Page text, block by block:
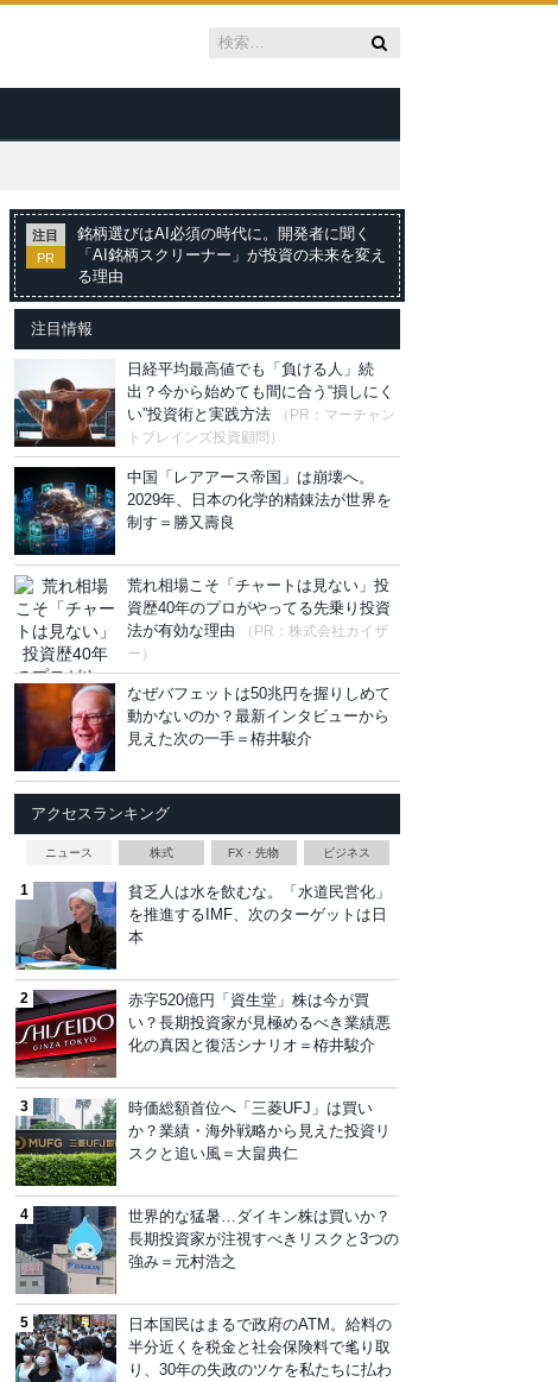
注目
PR
銘柄選びはAI必須の時代に。開発者に聞く
「AI銘柄スクリーナー」が投資の未来を変え
る理由
注目情報
日経平均最高値でも「負ける人」続
出？今から始めても間に合う“損しにく
い”投資術と実践方法
（PR：マーチャン
トブレインズ投資顧問）
中国「レアアース帝国」は崩壊へ。
2029年、日本の化学的精錬法が世界を
制す＝勝又壽良
荒れ相場こそ「チャートは見ない」投
資歴40年のプロがやってる先乗り投資
法が有効な理由
（PR：株式会社カイザ
ー）
なぜバフェットは50兆円を握りしめて
動かないのか？最新インタビューから
見えた次の一手＝栫井駿介
アクセスランキング
ニュース 株式 FX・先物 ビジネス
貧乏人は水を飲むな。「水道民営化」
を推進するIMF、次のターゲットは日
本
赤字520億円「資生堂」株は今が買
い？長期投資家が見極めるべき業績悪
化の真因と復活シナリオ＝栫井駿介
時価総額首位へ「三菱UFJ」は買い
か？業績・海外戦略から見えた投資リ
スクと追い風＝大畠典仁
世界的な猛暑…ダイキン株は買いか？
長期投資家が注視すべきリスクと3つの
強み＝元村浩之
日本国民はまるで政府のATM。給料の
半分近くを税金と社会保険料で毟り取
り、30年の失政のツケを私たちに払わ